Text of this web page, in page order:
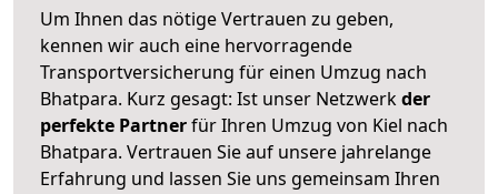
Um Ihnen das nötige Vertrauen zu geben,
kennen wir auch eine hervorragende
Transportversicherung für einen Umzug nach
Bhatpara. Kurz gesagt: Ist unser Netzwerkder
perfekte Partnerfür Ihren Umzug von Kiel nach
Bhatpara. Vertrauen Sie auf unsere jahrelange
Erfahrung und lassen Sie uns gemeinsam Ihren